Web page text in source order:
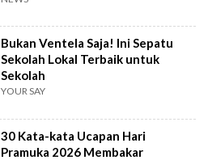
Bukan Ventela Saja! Ini Sepatu
Sekolah Lokal Terbaik untuk
Sekolah
YOUR SAY
30 Kata-kata Ucapan Hari
Pramuka 2026 Membakar